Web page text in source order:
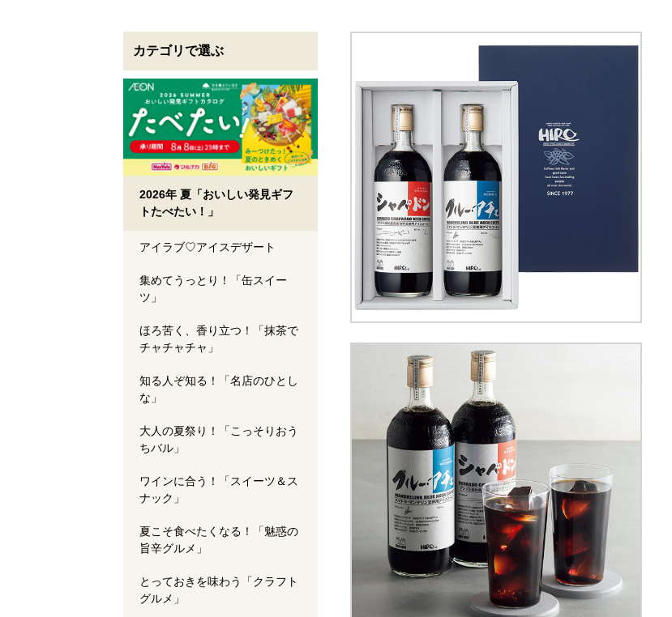
カテゴリで選ぶ
2026年 夏「おいしい発見ギフ
トたべたい！」
アイラブ♡アイスデザート
集めてうっとり！「缶スイー
ツ」
ほろ苦く、香り立つ！「抹茶で
チャチャチャ」
知る人ぞ知る！「名店のひとし
な」
大人の夏祭り！「こっそりおう
ちバル」
ワインに合う！「スイーツ＆ス
ナック」
夏こそ食べたくなる！「魅惑の
旨辛グルメ」
とっておきを味わう「クラフト
グルメ」